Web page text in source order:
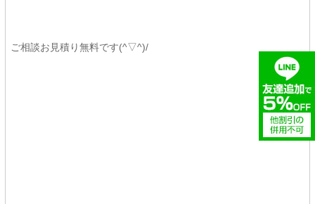
ご相談お見積り無料です(^▽^)/